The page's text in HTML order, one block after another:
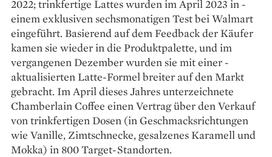
2022; ­trinkfertige Lattes wurden im April 2023 in ­
einem ex­klusiven sechsmonatigen Test bei Walmart
eingeführt. Basierend auf dem Feedback der Käufer
kamen sie wieder in die Produkt­palette, und im
vergangenen Dezember wurden sie mit ­einer ­
aktualisierten Latte-Formel ­breiter auf den Markt
gebracht. Im April dieses ­Jahres unterzeichnete
Chamberlain Coffee einen Vertrag über den Verkauf
von trink­fertigen Dosen (in Geschmacksrichtungen
wie Vanille, Zimt­schnecke, gesalzenes Karamell und
Mokka) in 800 Target-Standorten.